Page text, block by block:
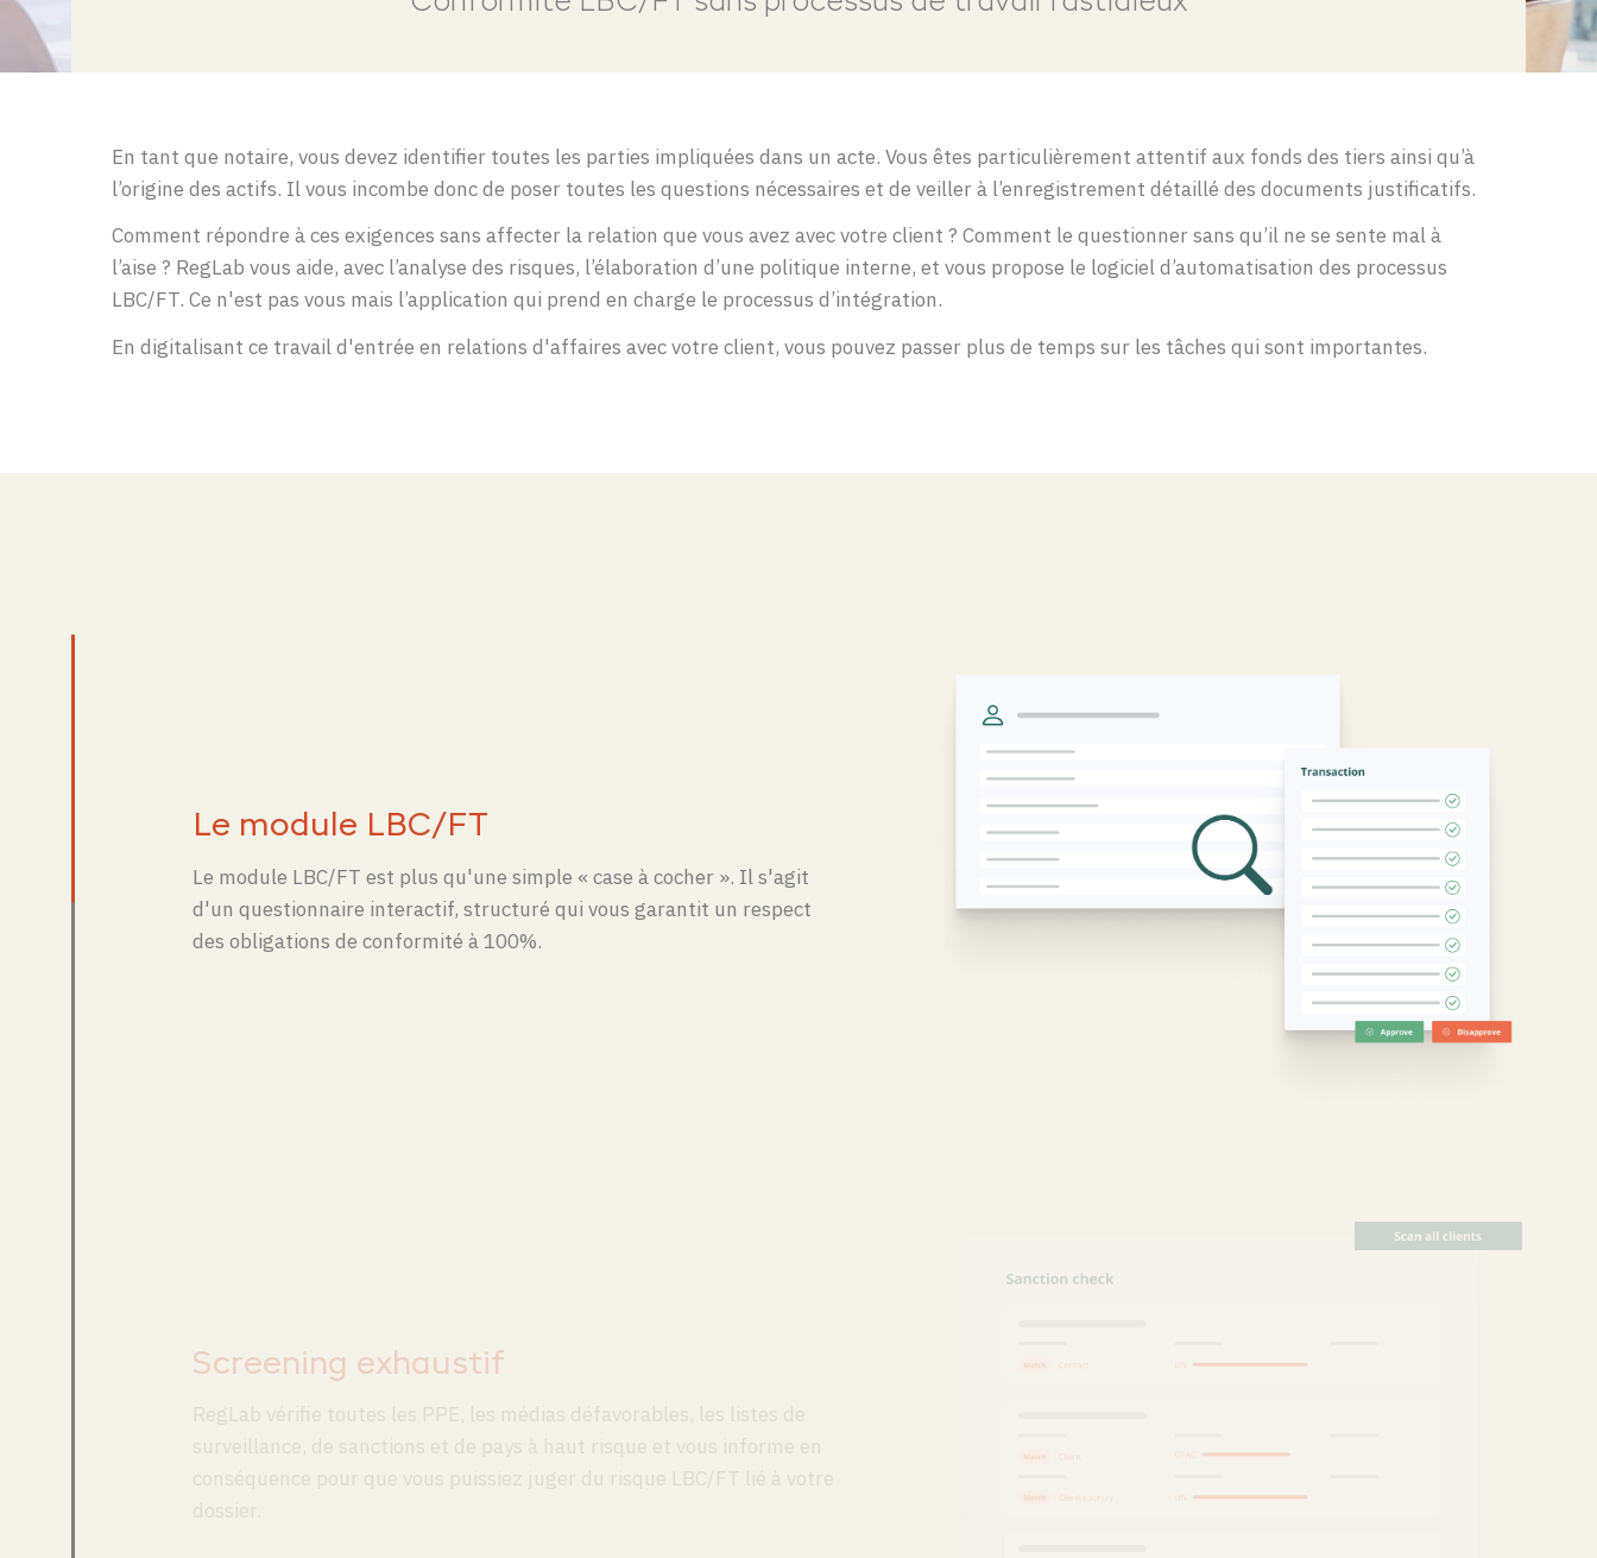
En tant que notaire, vous devez identifier toutes les parties impliquées dans un acte. Vous êtes particulièrement attentif aux fonds des tiers ainsi qu’à
l’origine des actifs. Il vous incombe donc de poser toutes les questions nécessaires et de veiller à l’enregistrement détaillé des documents justificatifs.
Comment répondre à ces exigences sans affecter la relation que vous avez avec votre client ? Comment le questionner sans qu’il ne se sente mal à
l’aise ? RegLab vous aide, avec l’analyse des risques, l’élaboration d’une politique interne, et vous propose le logiciel d’automatisation des processus
LBC/FT. Ce n'est pas vous mais l’application qui prend en charge le processus d’intégration.
En digitalisant ce travail d'entrée en relations d'affaires avec votre client, vous pouvez passer plus de temps sur les tâches qui sont importantes.
Le module LBC/FT
Le module LBC/FT est plus qu'une simple « case à cocher ». Il s'agit
d'un questionnaire interactif, structuré qui vous garantit un respect
des obligations de conformité à 100%.
Screening exhaustif
RegLab vérifie toutes les PPE, les médias défavorables, les listes de
surveillance, de sanctions et de pays à haut risque et vous informe en
conséquence pour que vous puissiez juger du risque LBC/FT lié à votre
dossier.